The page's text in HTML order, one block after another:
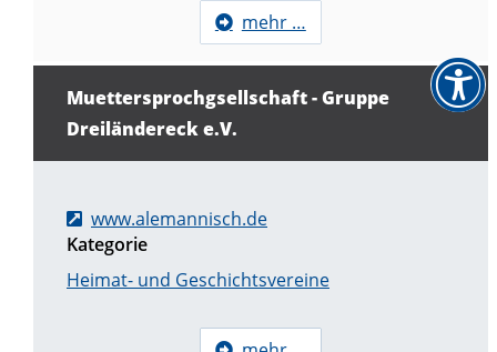
mehr …
Muettersprochgsellschaft - Gruppe
Dreiländereck e.V.
www.alemannisch.de
Kategorie
Heimat- und Geschichtsvereine